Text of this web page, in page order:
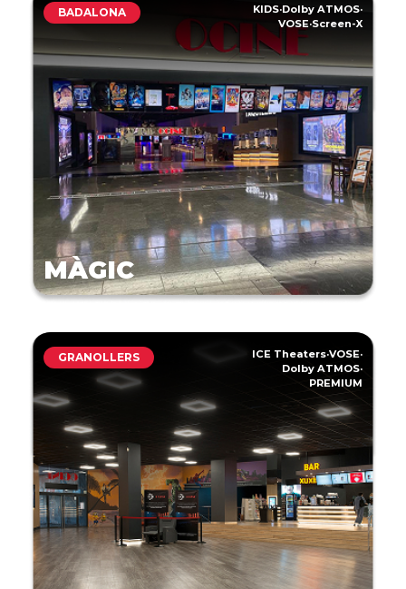
BADALONA KIDS·Dolby ATMOS·
VOSE·Screen-X
MÀGIC
GRANOLLERS ICE Theaters·VOSE·
Dolby ATMOS·
PREMIUM